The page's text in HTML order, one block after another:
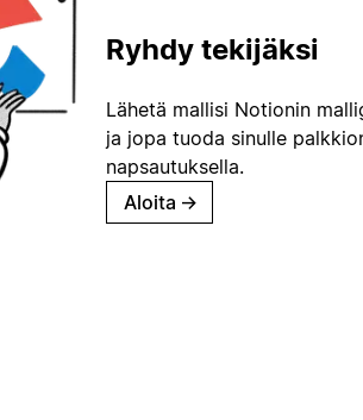
Ryhdy tekijäksi
Lähetä mallisi Notionin
ja jopa tuoda sinulle
napsautuksella.
Aloita →